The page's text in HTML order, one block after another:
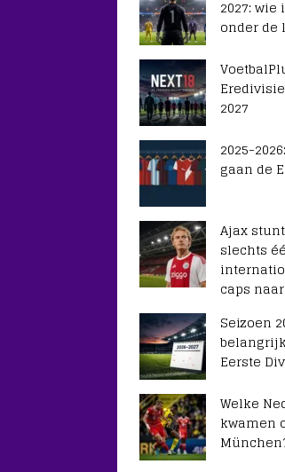
2027:
onder de
2027
2025-
gaan de
Ajax
slechts
caps
Seizoen
Eerste
Welke
kwamen